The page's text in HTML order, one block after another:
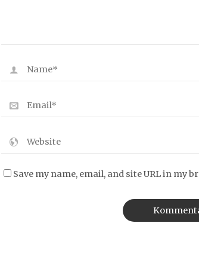
Save my name, email, and site URL in my